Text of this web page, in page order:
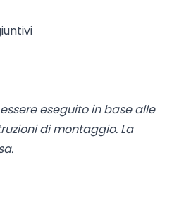
eseguito in base alle
di montaggio. La